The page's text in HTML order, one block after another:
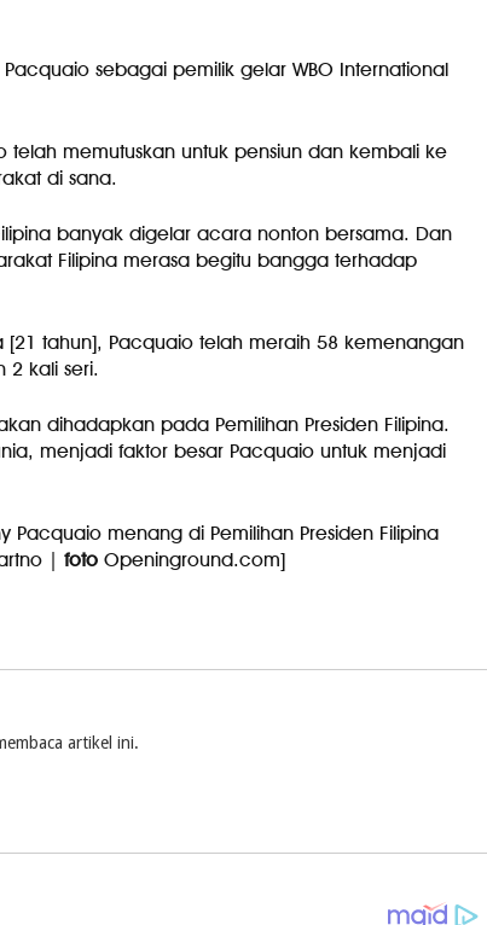
sebagai pemilik gelar WBO International
telah memutuskan untuk pensiun dan kembali ke
di sana.
banyak digelar acara nonton bersama. Dan
Filipina merasa begitu bangga terhadap
[21 tahun], Pacquaio telah meraih 58 kemenangan
2 kali seri.
dihadapkan pada Pemilihan Presiden Filipina.
menjadi faktor besar Pacquaio untuk menjadi
Pacquaio menang di Pemilihan Presiden Filipina
| fotoOpeninground.com]
artikel ini.